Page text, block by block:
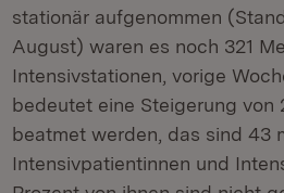
stationär aufgenommen
August) waren es noch 321
Intensivstationen, vorige
bedeutet eine Steigerung von
beatmet werden, das sind 43
Intensivpatientinnen und